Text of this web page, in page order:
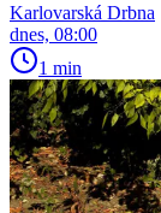
Karlovarská Drbna
dnes, 08:00
1 min